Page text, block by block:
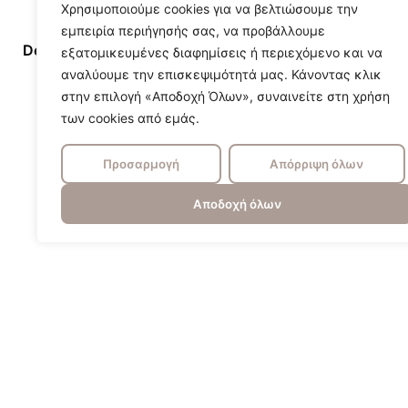
Χρησιμοποιούμε cookies για να βελτιώσουμε την
εμπειρία περιήγησής σας, να προβάλλουμε
εξατομικευμένες διαφημίσεις ή περιεχόμενο και να
αναλύουμε την επισκεψιμότητά μας. Κάνοντας κλικ
στην επιλογή «Αποδοχή Όλων», συναινείτε στη χρήση
των cookies από εμάς.
Προσαρμογή Απόρριψη όλων
Αποδοχή όλων
Designer/Brand Kelly